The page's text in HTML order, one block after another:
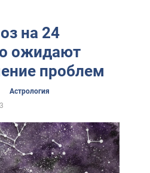
на 24
ожидают
проблем
Астрология